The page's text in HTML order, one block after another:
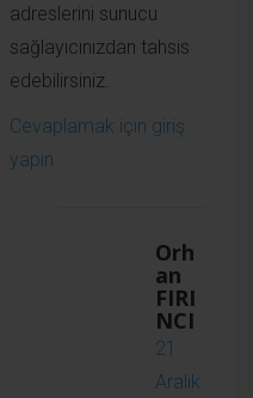
ip tanımlamaları
domaininiz
işlem bulunmuyor.